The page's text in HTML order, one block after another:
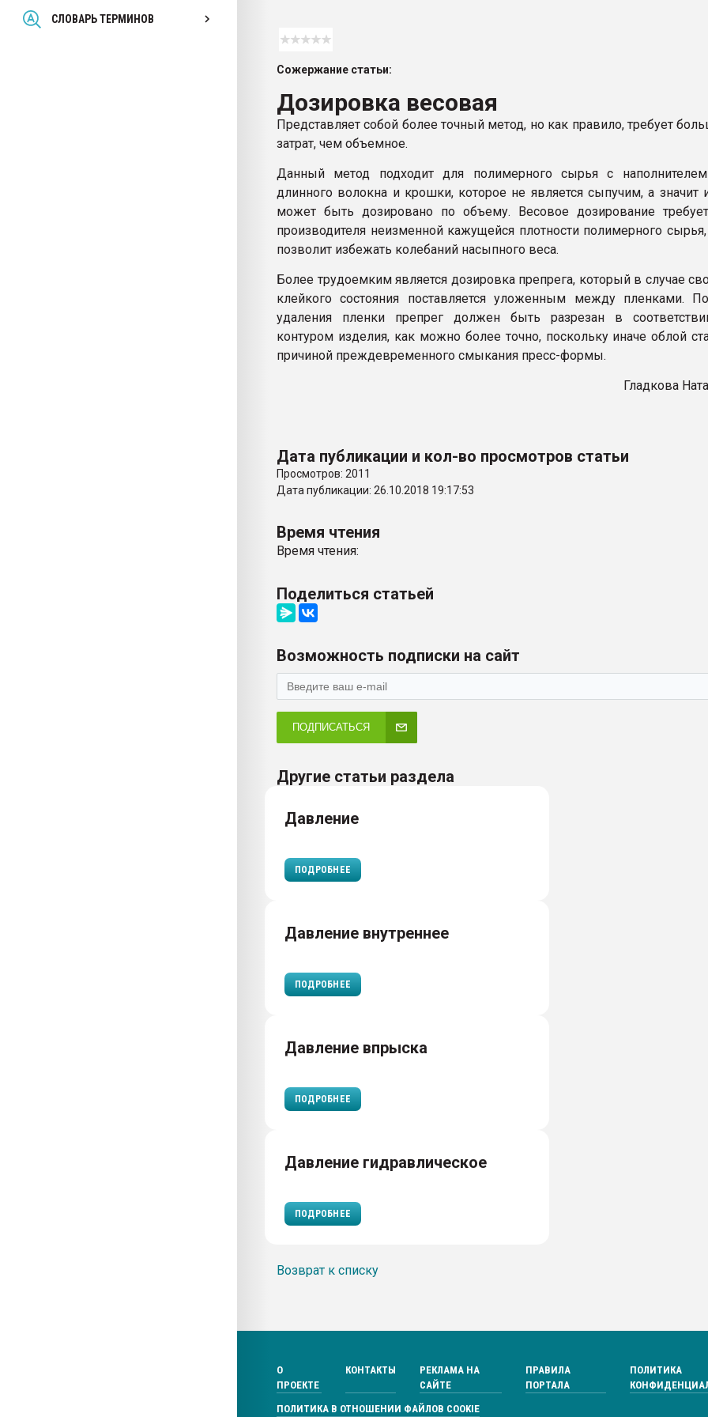
СЛОВАРЬ ТЕРМИНОВ
ПЕРЕЙТИ НА ФОРУМ
Сожержание статьи:
Дозировка весовая
Представляет собой более точный метод, но как правило, требует
затрат, чем объемное.
Данный метод подходит для полимерного сырья с
длинного волокна и крошки, которое не является сыпучим, а значит
может быть дозировано по объему. Весовое дозирование
производителя неизменной кажущейся плотности полимерного сырья,
позволит избежать колебаний насыпного веса.
Более трудоемким является дозировка препрега, который в случае
клейкого состояния поставляется уложенным между пленками.
удаления пленки препрег должен быть разрезан в
контуром изделия, как можно более точно, поскольку иначе облой
причиной преждевременного смыкания пресс-формы.
Гладкова
Дата публикации и кол-во просмотров статьи
Просмотров: 2011
Дата публикации: 26.10.2018 19:17:53
Время чтения
Время чтения:
Поделиться статьей
Возможность подписки на сайт
ПОДПИСАТЬСЯ
Другие статьи раздела
Давление
ПОДРОБНЕЕ
Давление внутреннее
ПОДРОБНЕЕ
Давление впрыска
ПОДРОБНЕЕ
Давление гидравлическое
ПОДРОБНЕЕ
Возврат к списку
О
ПРОЕКТЕ
КОНТАКТЫ
РЕКЛАМА НА
САЙТЕ
ПРАВИЛА
ПОРТАЛА
ПОЛИТИКА
ПОЛИТИКА В ОТНОШЕНИИ ФАЙЛОВ COOKIE